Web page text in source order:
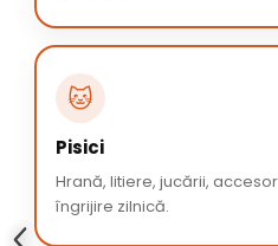
🐱
Pisici
Hrană, litiere, jucării,
îngrijire zilnică.